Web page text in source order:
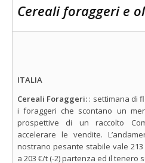
Cereali foraggeri e
ITALIA
Cereali Foraggeri: : settimana di
i foraggeri che scontano un
prospettive di un raccolto
accelerare le vendite.
nostrano pesante stabile vale
a 203 €/t (-2) partenza ed il tenero